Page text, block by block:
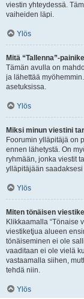
viestin yhteydessä.
vaiheiden läpi.
Ylös
Mitä “Tallenna”-
Tämän avulla on
ja lähettää
asetuksissa.
Ylös
Miksi minun viestini
Foorumin ylläpitäjä on
ennen lähetystä. On
ryhmään, jonka viestit
ylläpitäjään
Ylös
Miten tönäisen
Klikkaamalla “Tönaise
viestiketjua alueen
tönäiseminen ei ole
vaaditaan ei ole vielä
vastaamalla siihen,
tehdä niin.
Ylös